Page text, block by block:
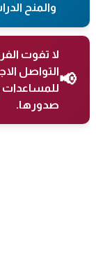
والمنح
📢
لا تفوت
التواصل
للمساعدات
صدورها.